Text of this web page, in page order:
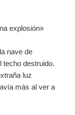
explosión»
nave de
techo destruido.
luz
más al ver a